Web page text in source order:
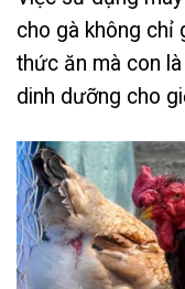
cho gà không chỉ
thức ăn mà con
dinh dưỡng cho